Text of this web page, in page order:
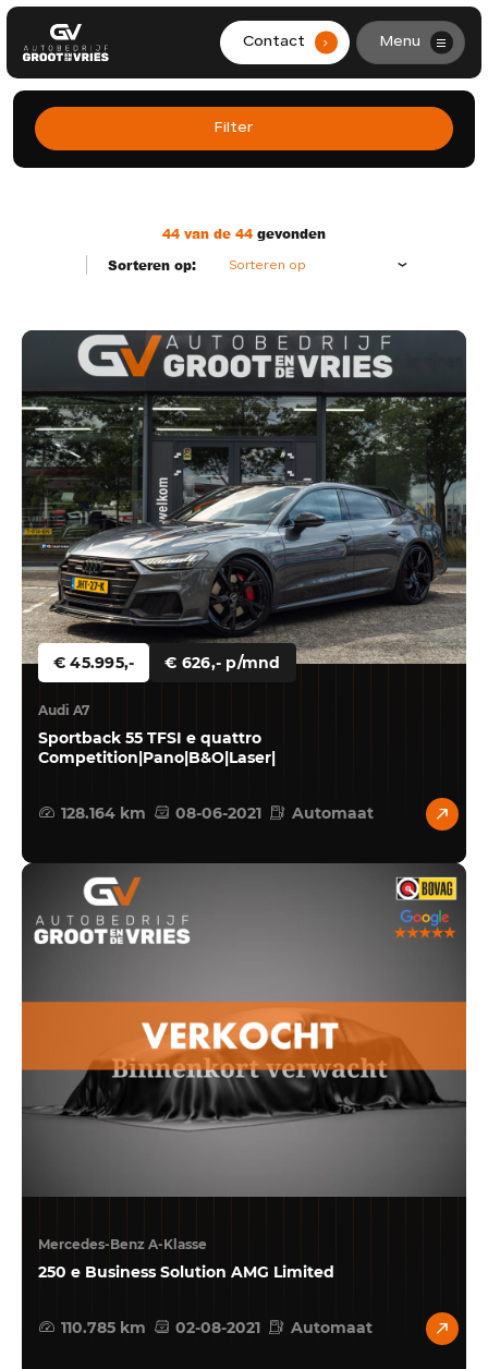
Contact . Menu
HOME
AANBOD
WERKPLAATS
CONTACT
0299-361562
info@grootendevries.nl
Showroom adres
Ohmstraat 1
1446 TCPurmerend
Werkplaats adres
Hyacintenstraat 36A
1131 HWVolendam
Filter
Filters
37
44 van de 44 gevonden
Sorteren op:
Sorteren op
€ 45.995,- € 626,- p/mnd
Audi A7
Sportback 55 TFSI e quattro
Competition|Pano|B&O|Laser|
128.164 km 08-06-2021 Automaat
Mercedes-Benz A-Klasse
250 e Business Solution AMG Limited
110.785 km 02-08-2021 Automaat